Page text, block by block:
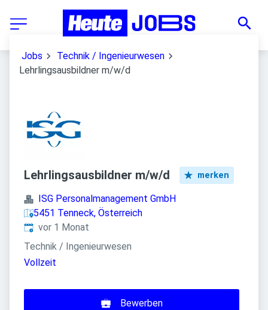
Jobs
Technik / Ingenieurwesen
Lehrlingsausbildner m/w/d
Lehrlingsausbildner m/w/d merken
ISG Personalmanagement GmbH
5451 Tenneck, Österreich
Veröffentlicht:
vor 1 Monat
Technik / Ingenieurwesen
Vollzeit
Bewerben